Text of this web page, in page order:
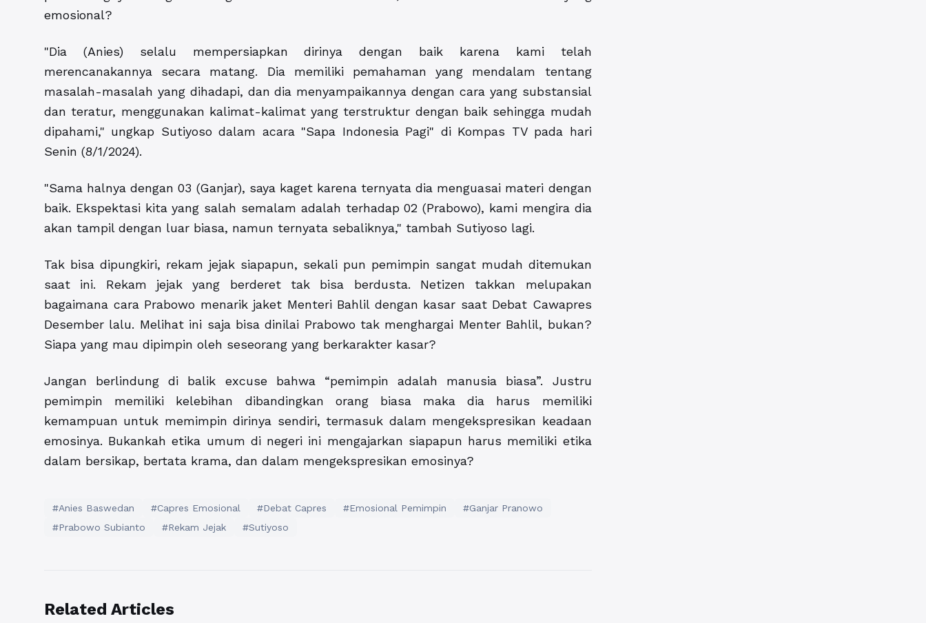
emosional?
"Dia (Anies) selalu mempersiapkan dirinya dengan baik karena kami telah
merencanakannya secara matang. Dia memiliki pemahaman yang mendalam tentang
masalah-masalah yang dihadapi, dan dia menyampaikannya dengan cara yang substansial
dan teratur, menggunakan kalimat-kalimat yang terstruktur dengan baik sehingga mudah
dipahami," ungkap Sutiyoso dalam acara "Sapa Indonesia Pagi" di Kompas TV pada hari
Senin (8/1/2024).
"Sama halnya dengan 03 (Ganjar), saya kaget karena ternyata dia menguasai materi dengan
baik. Ekspektasi kita yang salah semalam adalah terhadap 02 (Prabowo), kami mengira dia
akan tampil dengan luar biasa, namun ternyata sebaliknya," tambah Sutiyoso lagi.
Tak bisa dipungkiri, rekam jejak siapapun, sekali pun pemimpin sangat mudah ditemukan
saat ini. Rekam jejak yang berderet tak bisa berdusta. Netizen takkan melupakan
bagaimana cara Prabowo menarik jaket Menteri Bahlil dengan kasar saat Debat Cawapres
Desember lalu. Melihat ini saja bisa dinilai Prabowo tak menghargai Menter Bahlil, bukan?
Siapa yang mau dipimpin oleh seseorang yang berkarakter kasar?
Jangan berlindung di balik excuse bahwa “pemimpin adalah manusia biasa”. Justru
pemimpin memiliki kelebihan dibandingkan orang biasa maka dia harus memiliki
kemampuan untuk memimpin dirinya sendiri, termasuk dalam mengekspresikan keadaan
emosinya. Bukankah etika umum di negeri ini mengajarkan siapapun harus memiliki etika
dalam bersikap, bertata krama, dan dalam mengekspresikan emosinya?
#Anies Baswedan #Capres Emosional #Debat Capres #Emosional Pemimpin
#Ganjar Pranowo
#Prabowo Subianto
#Rekam Jejak #Sutiyoso
Related Articles